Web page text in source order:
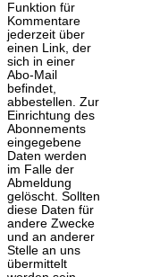
Funktion für
Kommentare
jederzeit über
einen Link, der
sich in einer
Abo-Mail
befindet,
abbestellen. Zur
Einrichtung des
Abonnements
eingegebene
Daten werden
im Falle der
Abmeldung
gelöscht. Sollten
diese Daten für
andere Zwecke
und an anderer
Stelle an uns
übermittelt